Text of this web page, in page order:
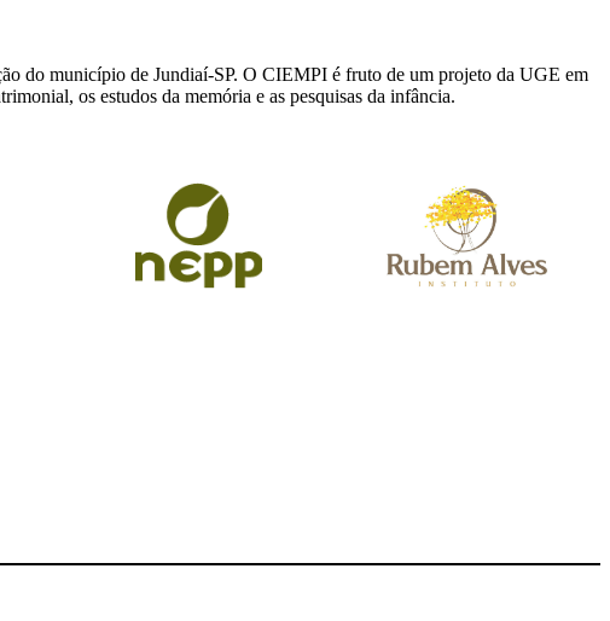
do município de Jundiaí-SP. O CIEMPI é fruto de um projeto da UGE em
os estudos da memória e as pesquisas da infância.